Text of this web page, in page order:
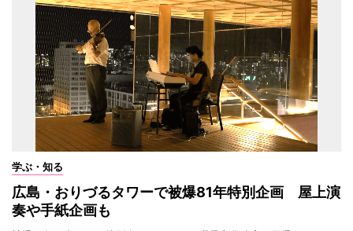
学ぶ・知る
広島・おりづるタワーで被爆81年特別企画 屋上演
奏や手紙企画も